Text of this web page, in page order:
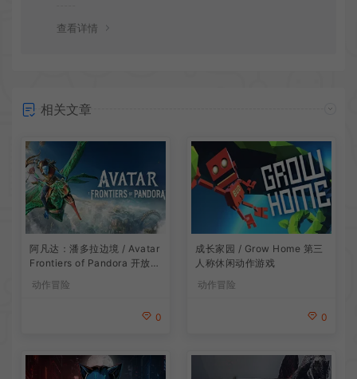
查看详情
相关文章
阿凡达：潘多拉边境 / Avatar
Frontiers of Pandora 开放世
动作冒险
0
成长家园 / Grow Home 第三
人称休闲动作游戏
动作冒险
0